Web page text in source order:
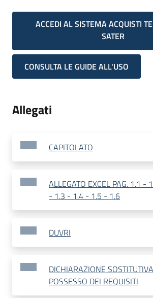
ACCEDI AL SISTEMA ACQUISTI
SATER
CONSULTA LE GUIDE ALL'USO
Allegati
CAPITOLATO
ALLEGATO EXCEL PAG. 1.1 -
- 1.3 - 1.4 - 1.5 - 1.6
DUVRI
DICHIARAZIONE SOSTITUTIVA
POSSESSO DEI REQUISITI